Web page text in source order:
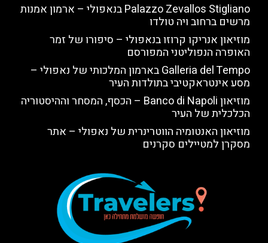
Palazzo Zevallos Stigliano בנאפולי – ארמון אמנות
מרשים ברחוב ויה טולדו
מוזיאון אנריקו קרוזו בנאפולי – סיפורו של זמר
האופרה הנפוליטני המפורסם
Galleria del Tempo בארמון המלכותי של נאפולי –
מסע אינטראקטיבי בתולדות העיר
מוזיאון Banco di Napoli – הכסף, המסחר וההיסטוריה
הכלכלית של העיר
מוזיאון האנטומיה הווטרינרית של נאפולי – אתר
מסקרן למטיילים סקרנים